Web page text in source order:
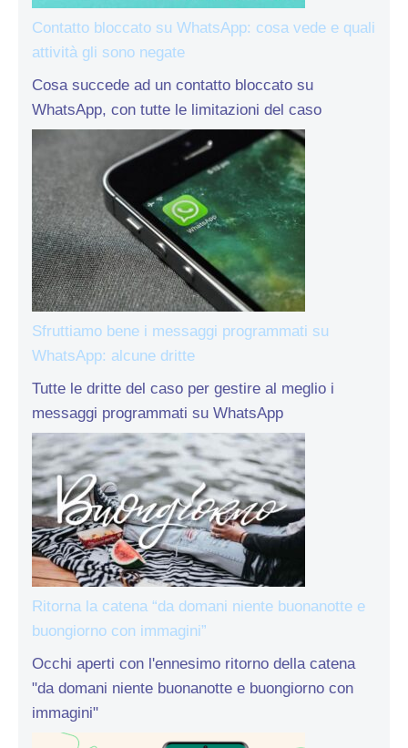
Contatto bloccato su WhatsApp: cosa vede e quali
attività gli sono negate
Cosa succede ad un contatto bloccato su
WhatsApp, con tutte le limitazioni del caso
Sfruttiamo bene i messaggi programmati su
WhatsApp: alcune dritte
Tutte le dritte del caso per gestire al meglio i
messaggi programmati su WhatsApp
Ritorna la catena “da domani niente buonanotte e
buongiorno con immagini”
Occhi aperti con l'ennesimo ritorno della catena
"da domani niente buonanotte e buongiorno con
immagini"